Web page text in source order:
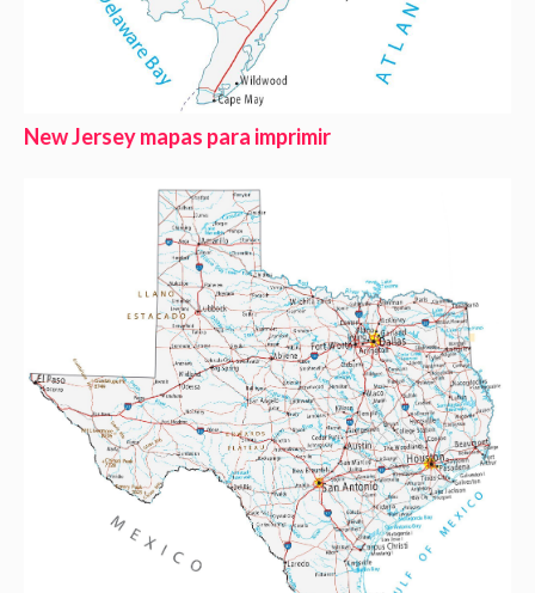
New Jersey mapas para imprimir